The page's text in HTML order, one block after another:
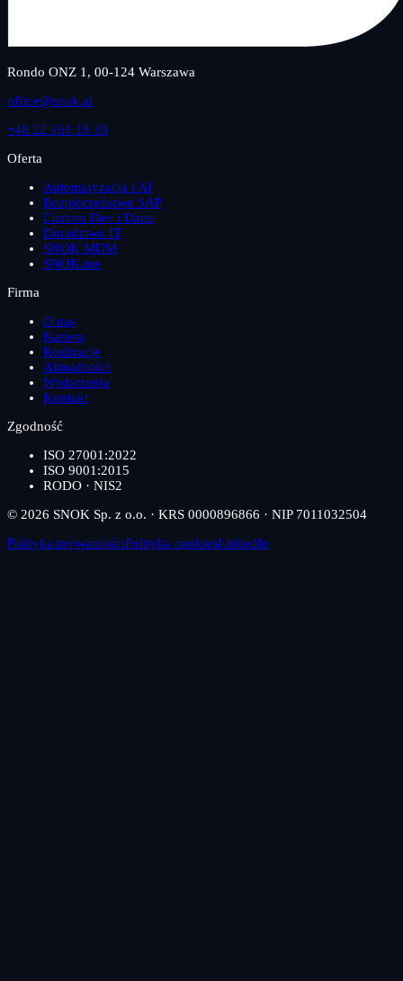
Rondo ONZ 1, 00-124 Warszawa
office@snok.ai
+48 22 161 18 30
Oferta
Automatyzacja i AI
Bezpieczeństwo SAP
Custom Dev i Dane
Doradztwo IT
SNOK MDM
SNOK.me
Firma
O nas
Kariera
Realizacje
Aktualności
Wydarzenia
Kontakt
Zgodność
ISO 27001:2022
ISO 9001:2015
RODO · NIS2
© 2026 SNOK Sp. z o.o. · KRS 0000896866 · NIP 7011032504
Polityka prywatnościPolityka cookiesLinkedIn